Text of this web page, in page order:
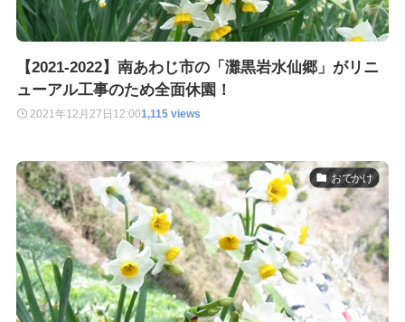
【2021-2022】南あわじ市の「灘黒岩水仙郷」がリニ
ューアル工事のため全面休園！
2021年12月27日 12:001,115 views
おでかけ